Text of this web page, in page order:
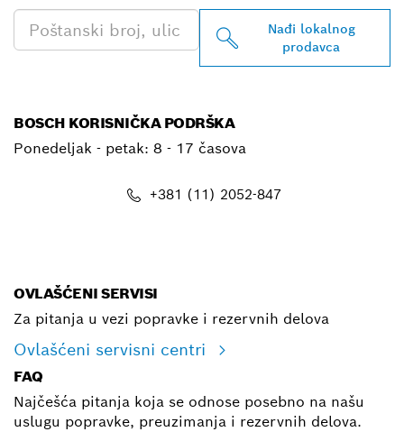
Nađi lokalnog
prodavca
BOSCH KORISNIČKA PODRŠKA
Ponedeljak - petak: 8 - 17 časova
+381 (11) 2052-847
OVLAŠĆENI SERVISI
Za pitanja u vezi popravke i rezervnih delova
Ovlašćeni servisni centri
FAQ
Najčešća pitanja koja se odnose posebno na našu
uslugu popravke, preuzimanja i rezervnih delova.